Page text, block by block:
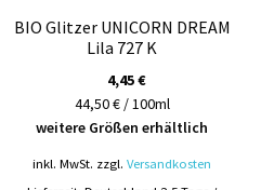
BIO Glitzer UNICORN DREAM
Lila 727 K
4,45€
44,50 € / 100ml
weitere Größen erhältlich
inkl. MwSt. zzgl.Versandkosten